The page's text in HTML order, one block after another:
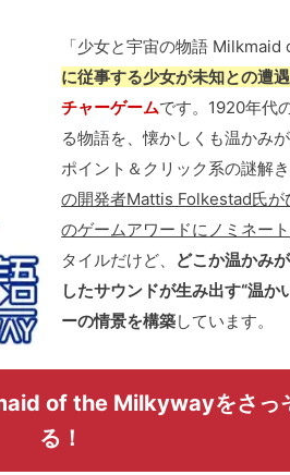
「少女と宇宙の物語 Milkmaid
に従事する少女が未知との遭
チャーゲームです。1920年代
る物語を、懐かしくも温かみ
ポイント＆クリック系の謎解き
の開発者Mattis Folkestad氏が
のゲームアワードにノミネート
タイルだけど、 どこか温かみ
したサウンドが生み出す“温か
ーの情景を構築しています。
of the Milkywayをさっ
る！